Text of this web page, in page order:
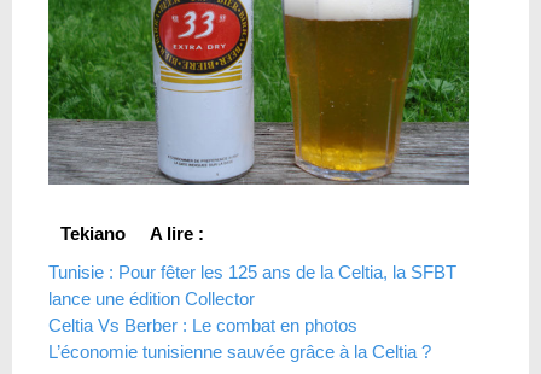
Tekiano
A lire :
Tunisie : Pour fêter les 125 ans de la Celtia, la SFBT
lance une édition Collector
Celtia Vs Berber : Le combat en photos
L’économie tunisienne sauvée grâce à la Celtia ?